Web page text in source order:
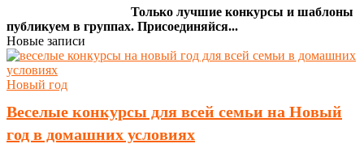
Только лучшие конкурсы и шаблоны
публикуем в группах. Присоединяйся...
Новые записи
Новый год
Веселые конкурсы для всей семьи на Новый
год в домашних условиях